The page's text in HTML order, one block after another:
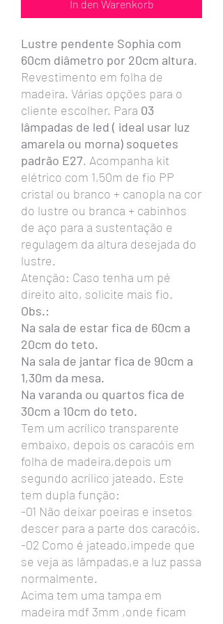
In den Warenkorb
Lustre pendente Sophia com
60cm diâmetro por 20cm altura.
Revestimento em folha de
madeira. Várias opções para o
cliente escolher. Para 03
lâmpadas de led ( ideal usar luz
amarela ou morna) soquetes
padrão E27. Acompanha kit
elétrico com 1,50m de fio PP
cristal ou branco + canopla na cor
do lustre ou branca + cabinhos
de aço para a sustentação e
regulagem da altura desejada do
lustre.
Atenção: Caso tenha um pé
direito alto, solicite mais fio.
Obs.:
Na sala de estar fica de 60cm a
20cm do teto.
Na sala de jantar fica de 90cm a
1,30m da mesa.
Na varanda ou quartos fica de
30cm a 10cm do teto.
Tem um acrílico transparente
embaixo, depois os caracóis em
folha de madeira,depois um
segundo acrílico jateado. Este
tem dupla função:
-01 Não deixar poeiras e insetos
descer para a parte dos caracóis.
-02 Como é jateado,impede que
se veja as lâmpadas,e a luz passa
normalmente.
Acima tem uma tampa em
madeira mdf 3mm ,onde ficam